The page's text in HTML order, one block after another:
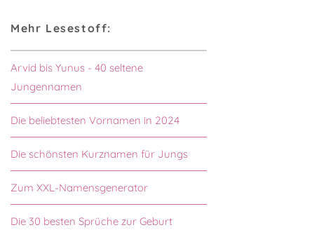
Mehr Lesestoff:
Arvid bis Yunus - 40 seltene
Jungennamen
Die beliebtesten Vornamen in 2024
Die schönsten Kurznamen für Jungs
Zum XXL-Namensgenerator
Die 30 besten Sprüche zur Geburt